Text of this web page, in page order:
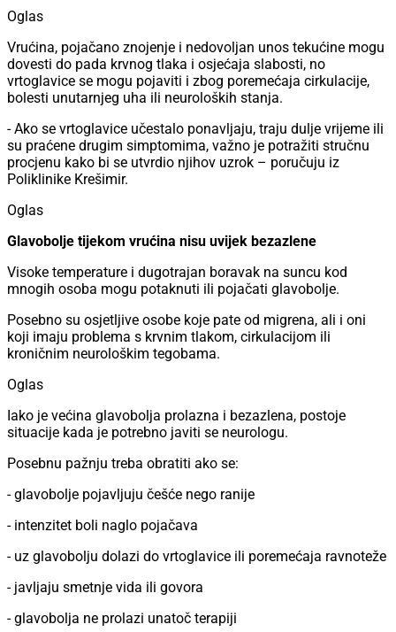
Oglas
Vrućina, pojačano znojenje i nedovoljan unos tekućine mogu
dovesti do pada krvnog tlaka i osjećaja slabosti, no
vrtoglavice se mogu pojaviti i zbog poremećaja cirkulacije,
bolesti unutarnjeg uha ili neuroloških stanja.
- Ako se vrtoglavice učestalo ponavljaju, traju dulje vrijeme ili
su praćene drugim simptomima, važno je potražiti stručnu
procjenu kako bi se utvrdio njihov uzrok – poručuju iz
Poliklinike Krešimir.
Oglas
Glavobolje tijekom vrućina nisu uvijek bezazlene
Visoke temperature i dugotrajan boravak na suncu kod
mnogih osoba mogu potaknuti ili pojačati glavobolje.
Posebno su osjetljive osobe koje pate od migrena, ali i oni
koji imaju problema s krvnim tlakom, cirkulacijom ili
kroničnim neurološkim tegobama.
Oglas
Iako je većina glavobolja prolazna i bezazlena, postoje
situacije kada je potrebno javiti se neurologu.
Posebnu pažnju treba obratiti ako se:
- glavobolje pojavljuju češće nego ranije
- intenzitet boli naglo pojačava
- uz glavobolju dolazi do vrtoglavice ili poremećaja ravnoteže
- javljaju smetnje vida ili govora
- glavobolja ne prolazi unatoč terapiji